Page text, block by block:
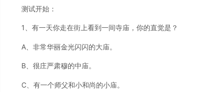
测试开始：
1、有一天你走在街上看到一间寺庙，你的直觉是？
A、非常华丽金光闪闪的大庙。
B、很庄严肃穆的中庙。
C、有一个师父和小和尚的小庙。